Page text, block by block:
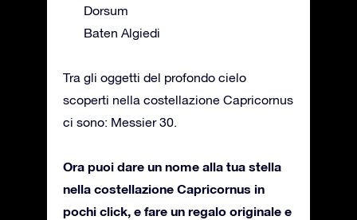
Dorsum
Baten Algiedi
Tra gli oggetti del profondo cielo
scoperti nella costellazione Capricornus
ci sono: Messier 30.
Ora puoi dare un nome alla tua stella
nella costellazione Capricornus in
pochi click, e fare un regalo originale e